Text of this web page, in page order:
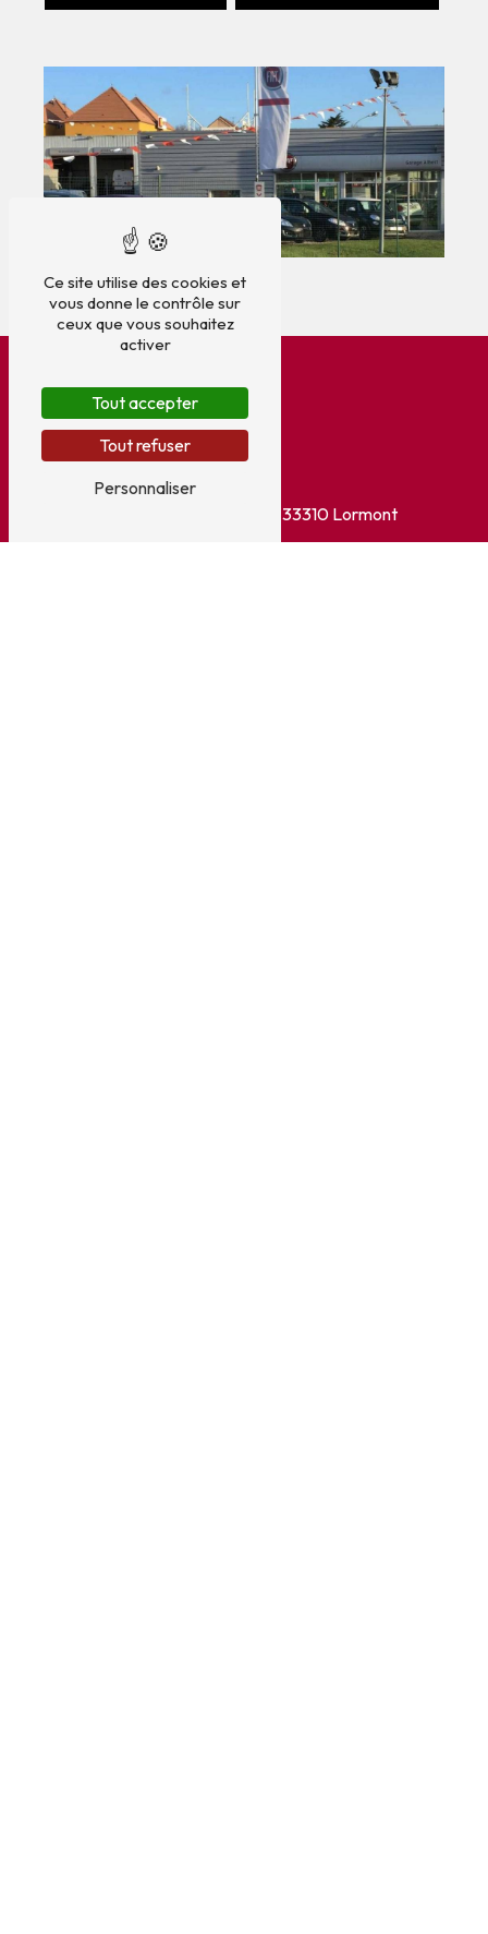
33310 Lormont
Ce site utilise des cookies et
vous donne le contrôle sur
ceux que vous souhaitez
activer
Tout accepter
Tout refuser
Personnaliser